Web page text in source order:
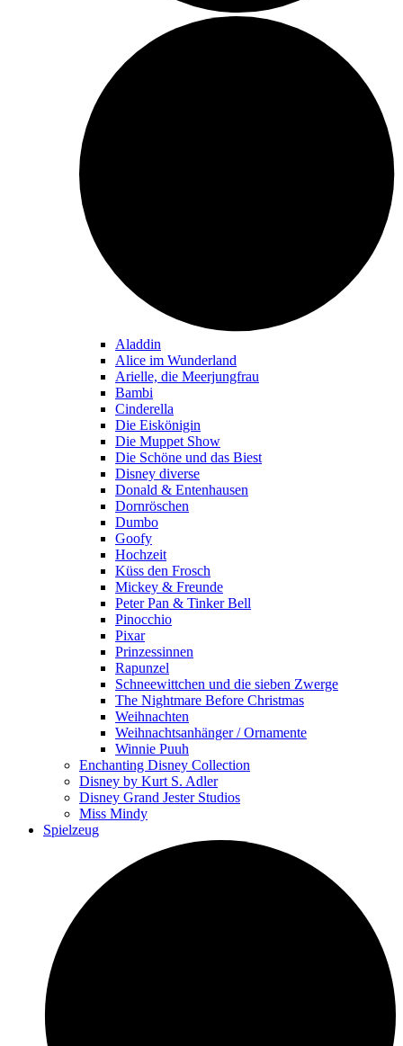
Aladdin
Alice im Wunderland
Arielle, die Meerjungfrau
Bambi
Cinderella
Die Eiskönigin
Die Muppet Show
Die Schöne und das Biest
Disney diverse
Donald & Entenhausen
Dornröschen
Dumbo
Goofy
Hochzeit
Küss den Frosch
Mickey & Freunde
Peter Pan & Tinker Bell
Pinocchio
Pixar
Prinzessinnen
Rapunzel
Schneewittchen und die sieben Zwerge
The Nightmare Before Christmas
Weihnachten
Weihnachtsanhänger / Ornamente
Winnie Puuh
Enchanting Disney Collection
Disney by Kurt S. Adler
Disney Grand Jester Studios
Miss Mindy
Spielzeug